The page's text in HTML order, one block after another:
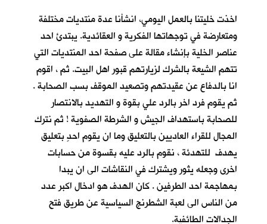
اخذت خليتنا بالعمل اليومي، انشأنا عدة منتديات مختلفة
ومتعارضة في توجهاتها الفكرية و العقائدية. يبتدئ احد
عناصر الخلية بإنشاء مقالة على صفحة احد المنتديات التي
تتهم الشيعة بالشرك لزيارتهم قبور اهل البيت. ثم ، اقوم
انا بالدفاع عن عقيدتهم وتصعيد الموقف بسب الصحابة .
ثم يقوم فرد اخر بالرد علي بقوة و التهديد بالانتصار
للصحابة باستهداف الجيش و الشرطة الصفوية ! ثم نترك
المجال للقراء العاديين بالتعليق وما ان يقوم احدٍ بتعليق
يهدف للتهدئة ، نقوم بالرد عليه بقسوة من حسابات
اخرى وجعله يثور ويشترك في النقاشات الى ان يبدا
بمهاجمة احد الطرفين . كان الهدف هو ادخال اكبر عدد
من الناس الى لعبة الشطرنج السياسية عن طريق فتح
الجدالات الطائفية.